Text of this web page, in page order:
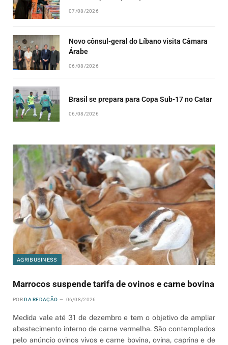
07/08/2026
Novo cônsul-geral do Líbano visita Câmara
Árabe
06/08/2026
Brasil se prepara para Copa Sub-17 no Catar
06/08/2026
AGRIBUSINESS
Marrocos suspende tarifa de ovinos e carne bovina
POR DA REDAÇÃO 06/08/2026
Medida vale até 31 de dezembro e tem o objetivo de ampliar
abastecimento interno de carne vermelha. São contemplados
pelo anúncio ovinos vivos e carne bovina, ovina, caprina e de